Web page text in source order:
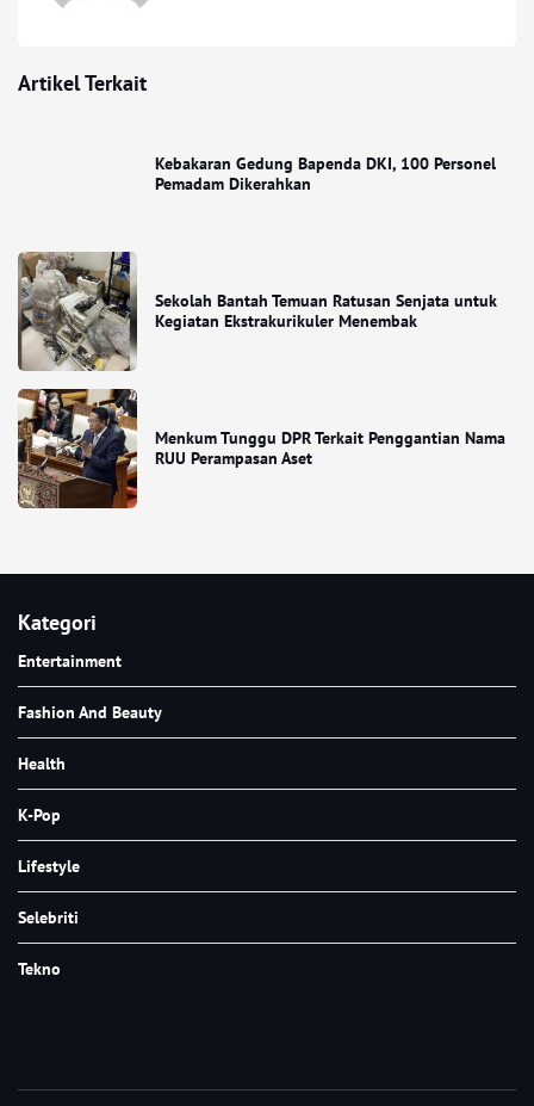
Artikel Terkait
Kebakaran Gedung Bapenda DKI, 100 Personel
Pemadam Dikerahkan
Sekolah Bantah Temuan Ratusan Senjata untuk
Kegiatan Ekstrakurikuler Menembak
Menkum Tunggu DPR Terkait Penggantian Nama
RUU Perampasan Aset
Kategori
Entertainment
Fashion And Beauty
Health
K-Pop
Lifestyle
Selebriti
Tekno